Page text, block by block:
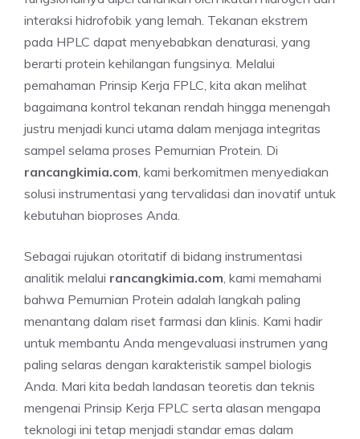
interaksi hidrofobik yang lemah. Tekanan ekstrem
pada HPLC dapat menyebabkan denaturasi, yang
berarti protein kehilangan fungsinya. Melalui
pemahaman Prinsip Kerja FPLC, kita akan melihat
bagaimana kontrol tekanan rendah hingga menengah
justru menjadi kunci utama dalam menjaga integritas
sampel selama proses Pemurnian Protein. Di
rancangkimia.com, kami berkomitmen menyediakan
solusi instrumentasi yang tervalidasi dan inovatif untuk
kebutuhan bioproses Anda.
Sebagai rujukan otoritatif di bidang instrumentasi
analitik melalui rancangkimia.com, kami memahami
bahwa Pemurnian Protein adalah langkah paling
menantang dalam riset farmasi dan klinis. Kami hadir
untuk membantu Anda mengevaluasi instrumen yang
paling selaras dengan karakteristik sampel biologis
Anda. Mari kita bedah landasan teoretis dan teknis
mengenai Prinsip Kerja FPLC serta alasan mengapa
teknologi ini tetap menjadi standar emas dalam